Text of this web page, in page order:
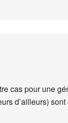
cas pour une
d’ailleurs)